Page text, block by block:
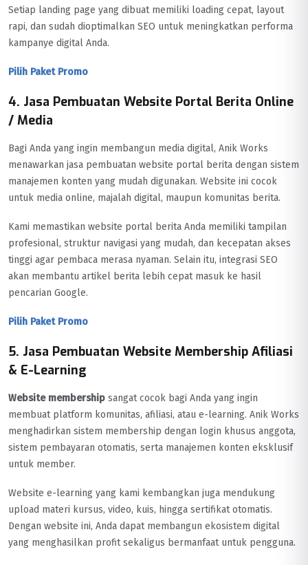
Setiap landing page yang dibuat memiliki loading cepat, layout
rapi, dan sudah dioptimalkan SEO untuk meningkatkan performa
kampanye digital Anda.
Pilih Paket Promo
4. Jasa Pembuatan Website Portal Berita Online
/ Media
Bagi Anda yang ingin membangun media digital, Anik Works
menawarkan jasa pembuatan website portal berita dengan sistem
manajemen konten yang mudah digunakan. Website ini cocok
untuk media online, majalah digital, maupun komunitas berita.
Kami memastikan website portal berita Anda memiliki tampilan
profesional, struktur navigasi yang mudah, dan kecepatan akses
tinggi agar pembaca merasa nyaman. Selain itu, integrasi SEO
akan membantu artikel berita lebih cepat masuk ke hasil
pencarian Google.
Pilih Paket Promo
5. Jasa Pembuatan Website Membership Afiliasi
& E-Learning
Website membership sangat cocok bagi Anda yang ingin
membuat platform komunitas, afiliasi, atau e-learning. Anik Works
menghadirkan sistem membership dengan login khusus anggota,
sistem pembayaran otomatis, serta manajemen konten eksklusif
untuk member.
Website e-learning yang kami kembangkan juga mendukung
upload materi kursus, video, kuis, hingga sertifikat otomatis.
Dengan website ini, Anda dapat membangun ekosistem digital
yang menghasilkan profit sekaligus bermanfaat untuk pengguna.